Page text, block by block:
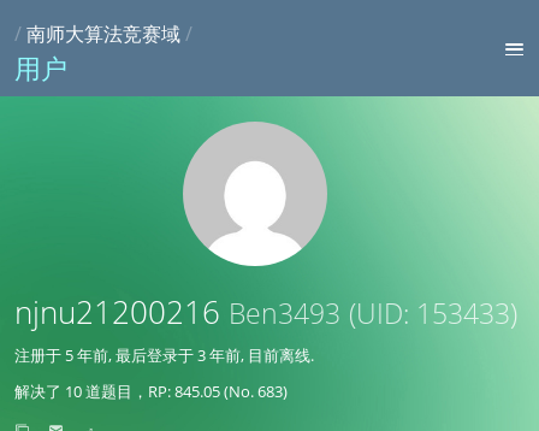
/南师大算法竞赛域/
用户
njnu21200216 Ben3493 (UID: 153433)
注册于 5 年前, 最后登录于3 年前, 目前离线.
解决了 10 道题目，RP: 845.05 (No. 683)